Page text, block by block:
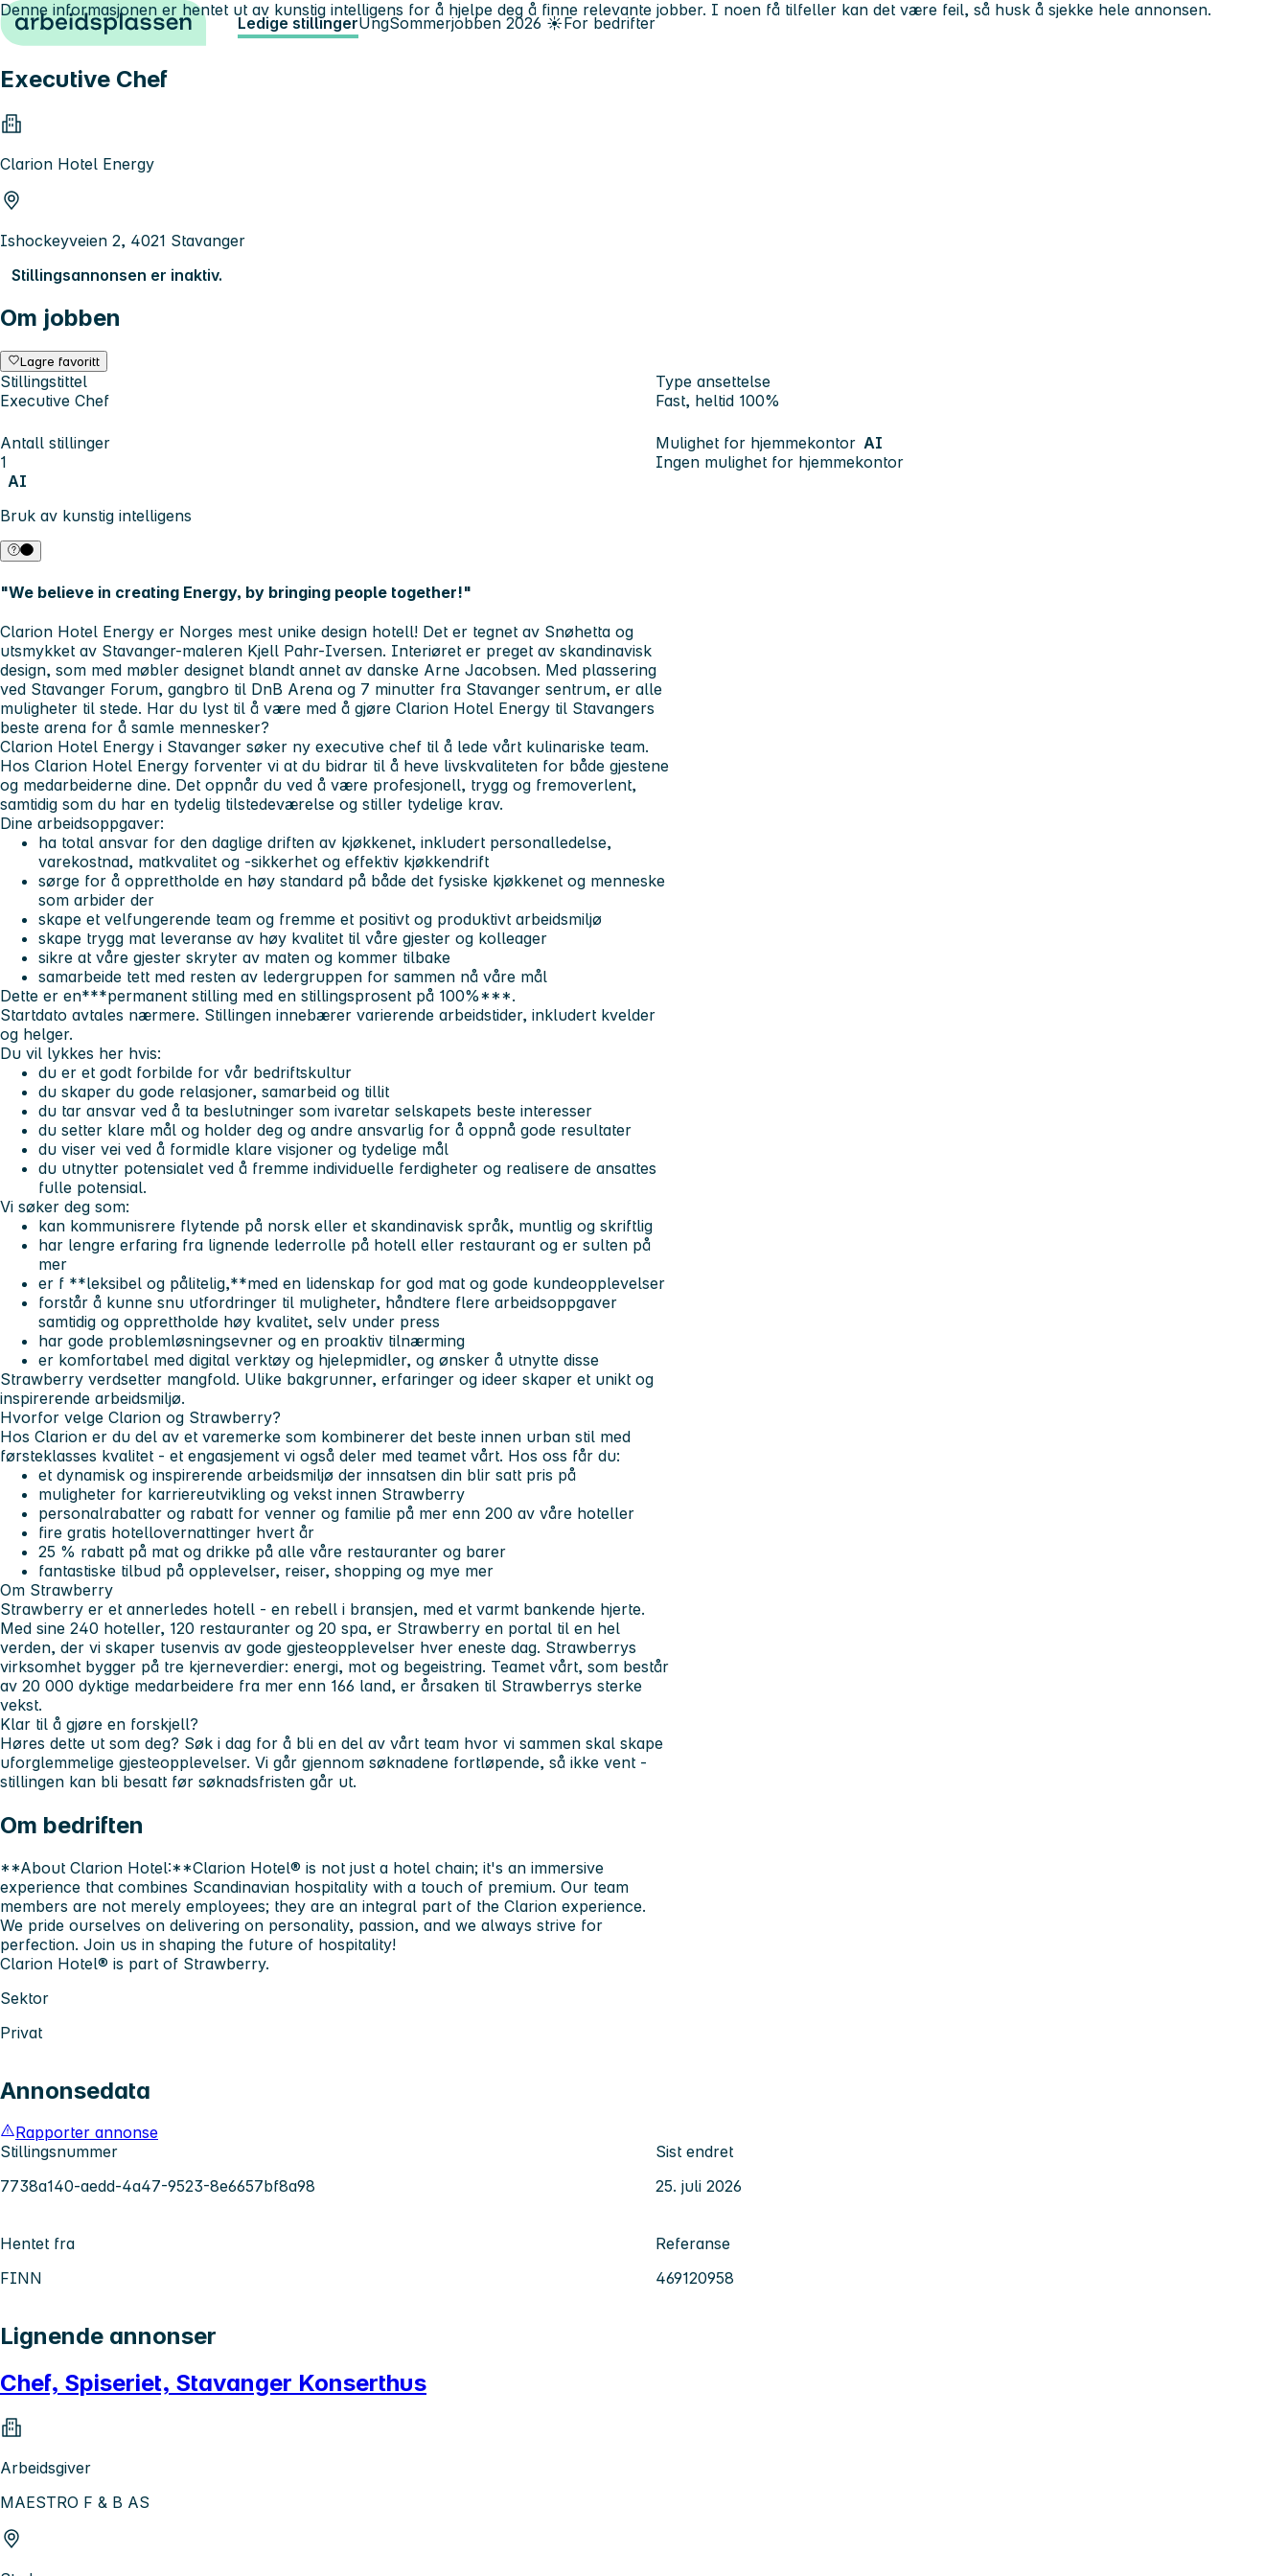
Hopp til innhold Ledige stillingerUngSommerjobben 2026 ☀️For bedrifter
Executive Chef
Clarion Hotel Energy
Ishockeyveien 2, 4021 Stavanger
Stillingsannonsen er inaktiv.
Om jobben
Lagre favoritt
Stillingstittel
Executive Chef
Type ansettelse
Fast, heltid 100%
Antall stillinger
1
Mulighet for hjemmekontor AI
Ingen mulighet for hjemmekontor
AI
Bruk av kunstig intelligens
Denne informasjonen er hentet ut av kunstig intelligens for å hjelpe deg å finne relevante jobber. I noen få tilfeller kan det være feil, så husk å sjekke hele annonsen.
"We believe in creating Energy, by bringing people together!"
Clarion Hotel Energy er Norges mest unike design hotell! Det er tegnet av Snøhetta og
utsmykket av Stavanger-maleren Kjell Pahr-Iversen. Interiøret er preget av skandinavisk
design, som med møbler designet blandt annet av danske Arne Jacobsen. Med plassering
ved Stavanger Forum, gangbro til DnB Arena og 7 minutter fra Stavanger sentrum, er alle
muligheter til stede. Har du lyst til å være med å gjøre Clarion Hotel Energy til Stavangers
beste arena for å samle mennesker?
Clarion Hotel Energy i Stavanger søker ny executive chef til å lede vårt kulinariske team.
Hos Clarion Hotel Energy forventer vi at du bidrar til å heve livskvaliteten for både gjestene
og medarbeiderne dine. Det oppnår du ved å være profesjonell, trygg og fremoverlent,
samtidig som du har en tydelig tilstedeværelse og stiller tydelige krav.
Dine arbeidsoppgaver:
ha total ansvar for den daglige driften av kjøkkenet, inkludert personalledelse,
varekostnad, matkvalitet og -sikkerhet og effektiv kjøkkendrift
sørge for å opprettholde en høy standard på både det fysiske kjøkkenet og menneske
som arbider der
skape et velfungerende team og fremme et positivt og produktivt arbeidsmiljø
skape trygg mat leveranse av høy kvalitet til våre gjester og kolleager
sikre at våre gjester skryter av maten og kommer tilbake
samarbeide tett med resten av ledergruppen for sammen nå våre mål
Dette er en***permanent stilling med en stillingsprosent på 100%***.
Startdato avtales nærmere. Stillingen innebærer varierende arbeidstider, inkludert kvelder
og helger.
Du vil lykkes her hvis:
du er et godt forbilde for vår bedriftskultur
du skaper du gode relasjoner, samarbeid og tillit
du tar ansvar ved å ta beslutninger som ivaretar selskapets beste interesser
du setter klare mål og holder deg og andre ansvarlig for å oppnå gode resultater
du viser vei ved å formidle klare visjoner og tydelige mål
du utnytter potensialet ved å fremme individuelle ferdigheter og realisere de ansattes
fulle potensial.
Vi søker deg som:
kan kommunisrere flytende på norsk eller et skandinavisk språk, muntlig og skriftlig
har lengre erfaring fra lignende lederrolle på hotell eller restaurant og er sulten på
mer
er f **leksibel og pålitelig,**med en lidenskap for god mat og gode kundeopplevelser
forstår å kunne snu utfordringer til muligheter, håndtere flere arbeidsoppgaver
samtidig og opprettholde høy kvalitet, selv under press
har gode problemløsningsevner og en proaktiv tilnærming
er komfortabel med digital verktøy og hjelepmidler, og ønsker å utnytte disse
Strawberry verdsetter mangfold. Ulike bakgrunner, erfaringer og ideer skaper et unikt og
inspirerende arbeidsmiljø.
Hvorfor velge Clarion og Strawberry?
Hos Clarion er du del av et varemerke som kombinerer det beste innen urban stil med
førsteklasses kvalitet - et engasjement vi også deler med teamet vårt. Hos oss får du:
et dynamisk og inspirerende arbeidsmiljø der innsatsen din blir satt pris på
muligheter for karriereutvikling og vekst innen Strawberry
personalrabatter og rabatt for venner og familie på mer enn 200 av våre hoteller
fire gratis hotellovernattinger hvert år
25 % rabatt på mat og drikke på alle våre restauranter og barer
fantastiske tilbud på opplevelser, reiser, shopping og mye mer
Om Strawberry
Strawberry er et annerledes hotell - en rebell i bransjen, med et varmt bankende hjerte.
Med sine 240 hoteller, 120 restauranter og 20 spa, er Strawberry en portal til en hel
verden, der vi skaper tusenvis av gode gjesteopplevelser hver eneste dag. Strawberrys
virksomhet bygger på tre kjerneverdier: energi, mot og begeistring. Teamet vårt, som består
av 20 000 dyktige medarbeidere fra mer enn 166 land, er årsaken til Strawberrys sterke
vekst.
Klar til å gjøre en forskjell?
Høres dette ut som deg? Søk i dag for å bli en del av vårt team hvor vi sammen skal skape
uforglemmelige gjesteopplevelser. Vi går gjennom søknadene fortløpende, så ikke vent -
stillingen kan bli besatt før søknadsfristen går ut.
Om bedriften
**About Clarion Hotel:**Clarion Hotel® is not just a hotel chain; it's an immersive
experience that combines Scandinavian hospitality with a touch of premium. Our team
members are not merely employees; they are an integral part of the Clarion experience.
We pride ourselves on delivering on personality, passion, and we always strive for
perfection. Join us in shaping the future of hospitality!
Clarion Hotel® is part of Strawberry.
Sektor
Privat
Annonsedata
Rapporter annonse
Stillingsnummer
7738a140-aedd-4a47-9523-8e6657bf8a98
Sist endret
25. juli 2026
Hentet fra
FINN
Referanse
469120958
Lignende annonser
Chef, Spiseriet, Stavanger Konserthus
Arbeidsgiver
MAESTRO F & B AS